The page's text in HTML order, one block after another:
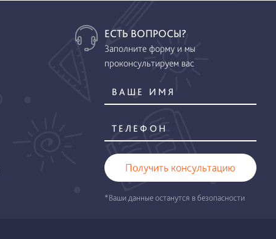
ЕСТЬ ВОПРОСЫ?
Заполните форму и мы
проконсультируем вас
Получить консультацию
*Ваши данные останутся в безопасности